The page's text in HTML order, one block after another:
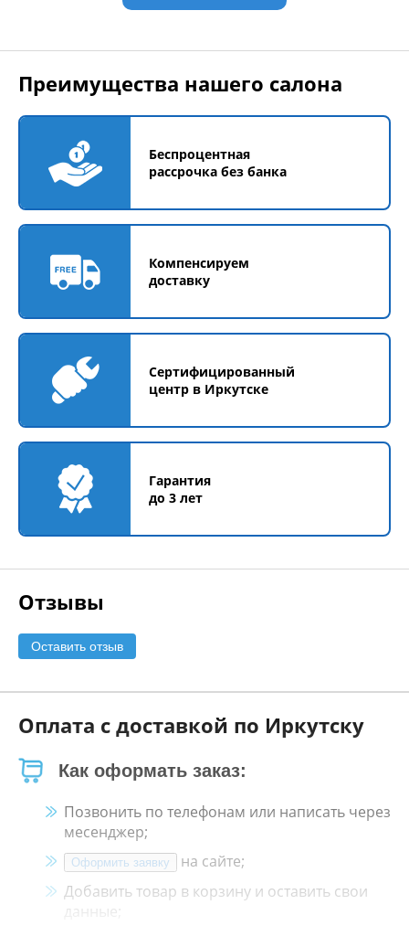
Преимущества нашего салона
Беспроцентная
рассрочка без банка
Компенсируем
доставку
Сертифицированный
центр в Иркутске
Гарантия
до 3 лет
Отзывы
Оставить отзыв
Оплата с доставкой по Иркутску
Как оформать заказ:
Позвонить по телефонам или написать через
месенджер;
Оформить заявку
на сайте;
Добавить товар в корзину и оставить свои
данные;